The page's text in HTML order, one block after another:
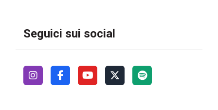
Seguici sui social